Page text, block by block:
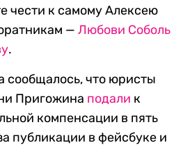
чести к самому Алексею
— Любови Соболь
.
сообщалось, что юристы
Пригожина подали к
компенсации в пять
публикации в фейсбуке и